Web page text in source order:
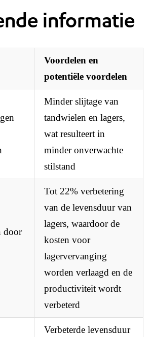
informatie
Voordelen en
potentiële voordelen
Minder slijtage van
tandwielen en lagers,
wat resulteert in
minder onverwachte
stilstand
door
Tot 22% verbetering
van de levensduur van
lagers, waardoor de
kosten voor
lagervervanging
worden verlaagd en de
productiviteit wordt
verbeterd
Verbeterde levensduur